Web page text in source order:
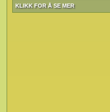
KLIKK FOR Å SE MER